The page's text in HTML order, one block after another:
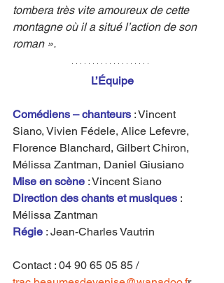
tombera très vite amoureux de cette
montagne où il a situé l’action de son
roman ».
L’Équipe
Comédiens – chanteurs : Vincent
Siano, Vivien Fédele, Alice Lefevre,
Florence Blanchard, Gilbert Chiron,
Mélissa Zantman, Daniel Giusiano
Mise en scène : Vincent Siano
Direction des chants et musiques :
Mélissa Zantman
Régie : Jean-Charles Vautrin
Contact : 04 90 65 05 85 /